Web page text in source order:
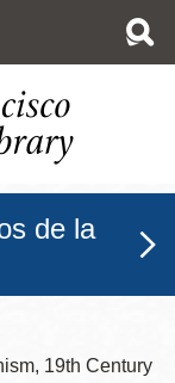
de la
19th Century